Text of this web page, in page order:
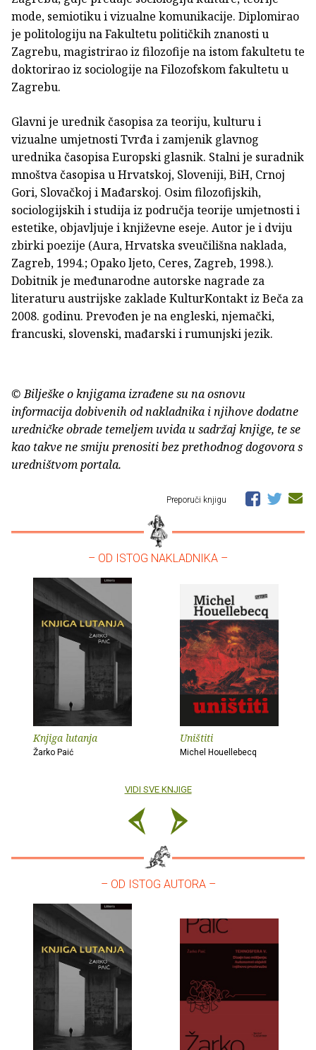
mode, semiotiku i vizualne komunikacije. Diplomirao
je politologiju na Fakultetu političkih znanosti u
Zagrebu, magistrirao iz filozofije na istom fakultetu te
doktorirao iz sociologije na Filozofskom fakultetu u
Zagrebu.
Glavni je urednik časopisa za teoriju, kulturu i
vizualne umjetnosti Tvrđa i zamjenik glavnog
urednika časopisa Europski glasnik. Stalni je suradnik
mnoštva časopisa u Hrvatskoj, Sloveniji, BiH, Crnoj
Gori, Slovačkoj i Mađarskoj. Osim filozofijskih,
sociologijskih i studija iz područja teorije umjetnosti i
estetike, objavljuje i književne eseje. Autor je i dviju
zbirki poezije (Aura, Hrvatska sveučilišna naklada,
Zagreb, 1994.; Opako ljeto, Ceres, Zagreb, 1998.).
Dobitnik je međunarodne autorske nagrade za
literaturu austrijske zaklade KulturKontakt iz Beča za
2008. godinu. Prevođen je na engleski, njemački,
francuski, slovenski, mađarski i rumunjski jezik.
© Bilješke o knjigama izrađene su na osnovu
informacija dobivenih od nakladnika i njihove dodatne
uredničke obrade temeljem uvida u sadržaj knjige, te se
kao takve ne smiju prenositi bez prethodnog dogovora s
uredništvom portala.
Preporuči knjigu
– OD ISTOG NAKLADNIKA –
Knjiga lutanja
Žarko Paić
Uništiti
Michel Houellebecq
VIDI SVE KNJIGE
– OD ISTOG AUTORA –